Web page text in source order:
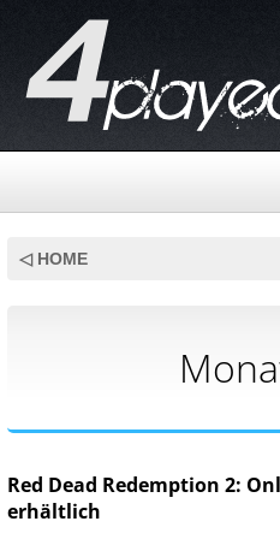
◁ HOME
Red Dead Redemption 2:
erhältlich